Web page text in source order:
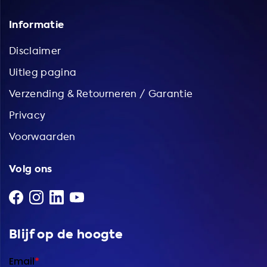
Informatie
Disclaimer
Uitleg pagina
Verzending & Retourneren / Garantie
Privacy
Voorwaarden
Volg ons
Blijf op de hoogte